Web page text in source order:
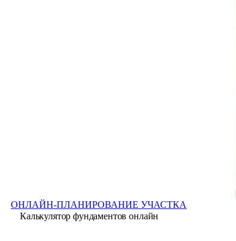
ОНЛАЙН-ПЛАНИРОВАНИЕ УЧАСТКА
Калькулятор фундаментов онлайн